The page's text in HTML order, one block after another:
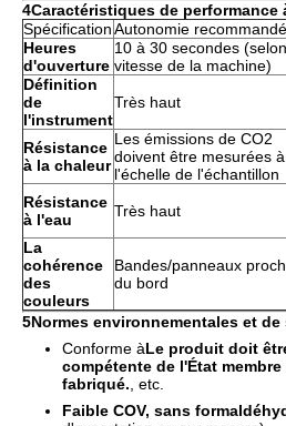
4Caractéristiques de performance
SpécificationAutonomie
Heures
d'ouverture
10 à 30 secondes
vitesse de la machine)
Définition
de
l'instrument
Très haut
Résistance
à la chaleur
Les émissions de CO2
doivent être mesurées à
l'échelle de l'échantillon
Résistance
à l'eau
Très haut
La
cohérence
des
couleurs
Bandes/panneaux
du bord
5Normes environnementales et de
Conforme àLe produit doit
compétente de l'État
fabriqué. , etc.
Faible COV, sans